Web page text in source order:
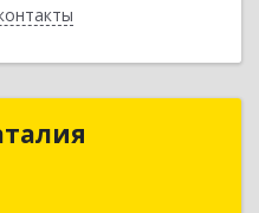
Наталия